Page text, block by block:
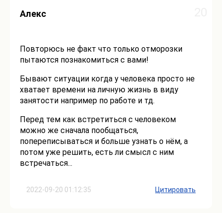
2022-09-20 01:12:35
Алекс
Повторюсь не факт что только отморозки
пытаются познакомиться с вами!
Бывают ситуации когда у человека просто не
хватает времени на личную жизнь в виду
занятости например по работе и тд.
Перед тем как встретиться с человеком
можно же сначала пообщаться,
попереписываться и больше узнать о нём, а
потом уже решить, есть ли смысл с ним
встречаться...
Цитировать